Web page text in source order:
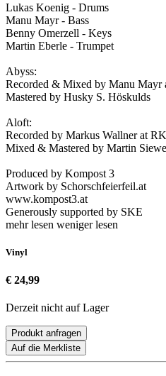
Lukas Koenig - Drums
Manu Mayr - Bass
Benny Omerzell - Keys
Martin Eberle - Trumpet
Abyss:
Recorded & Mixed by Manu Mayr
Mastered by Husky S. Höskulds
Aloft:
Recorded by Markus Wallner at
Mixed & Mastered by Martin
Produced by Kompost 3
Artwork by Schorschfeierfeil.at
www.kompost3.at
Generously supported by SKE
mehr lesen weniger lesen
Vinyl
€ 24,99
Derzeit nicht auf Lager
Produkt anfragen
Auf die Merkliste